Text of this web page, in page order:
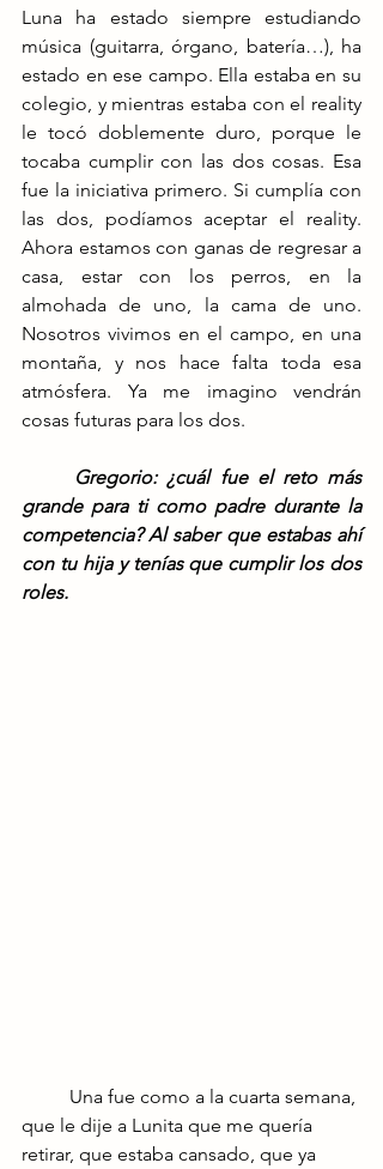
Luna ha estado siempre estudiando
música (guitarra, órgano, batería…), ha
estado en ese campo. Ella estaba en su
colegio, y mientras estaba con el reality
le tocó doblemente duro, porque le
tocaba cumplir con las dos cosas. Esa
fue la iniciativa primero. Si cumplía con
las dos, podíamos aceptar el reality.
Ahora estamos con ganas de regresar a
casa, estar con los perros, en la
almohada de uno, la cama de uno.
Nosotros vivimos en el campo, en una
montaña, y nos hace falta toda esa
atmósfera. Ya me imagino vendrán
cosas futuras para los dos.
Gregorio: ¿cuál fue el reto más
grande para ti como padre durante la
competencia? Al saber que estabas ahí
con tu hija y tenías que cumplir los dos
roles.
que le dije a Lunita que me quería
retirar, que estaba cansado, que ya